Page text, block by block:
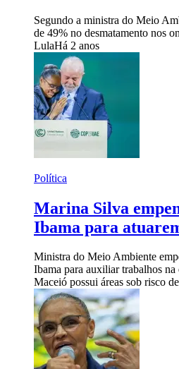
Segundo a ministra do Meio
de 49% no desmatamento nos
LulaHá 2 anos
Política
Marina Silva
Ibama para
Ministra do Meio Ambiente
Ibama para auxiliar trabalhos na
Maceió possui áreas sob risco